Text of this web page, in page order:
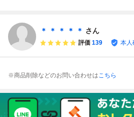
能 FC
＊ ＊ ＊ ＊ ＊ さん
評価 139 本人
※商品削除などのお問い合わせはこちら